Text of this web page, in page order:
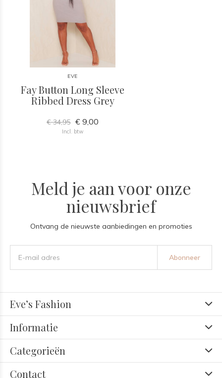
EVE
Fay Button Long Sleeve
Ribbed Dress Grey
€ 34,95 € 9,00
Incl. btw
Meld je aan voor onze
nieuwsbrief
Ontvang de nieuwste aanbiedingen en promoties
Abonneer
Eve’s Fashion
Informatie
Categorieën
Contact